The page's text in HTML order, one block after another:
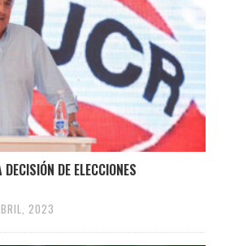
DE ELECCIONES
2023